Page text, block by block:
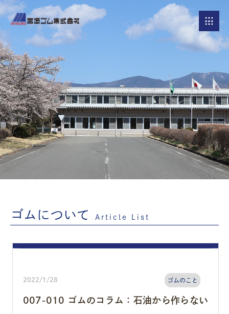
ゴムについて Article List
2022/1/28 ゴムのこと
007-010 ゴムのコラム：石油から作らない